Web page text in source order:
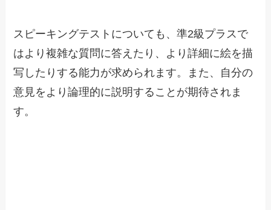
スピーキングテストについても、準2級プラスで
はより複雑な質問に答えたり、より詳細に絵を描
写したりする能力が求められます。また、自分の
意見をより論理的に説明することが期待されま
す。